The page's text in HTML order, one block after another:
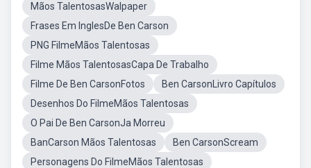
Mãos TalentosasWalpaper
Frases Em InglesDe Ben Carson
PNG FilmeMãos Talentosas
Filme Mãos TalentosasCapa De Trabalho
Filme De Ben CarsonFotos
Ben CarsonLivro Capítulos
Desenhos Do FilmeMãos Talentosas
O Pai De Ben CarsonJa Morreu
BanCarson Mãos Talentosas
Ben CarsonScream
Personagens Do FilmeMãos Talentosas